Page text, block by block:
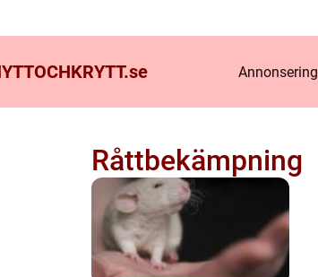
se Annonsering
Råttbekämpning